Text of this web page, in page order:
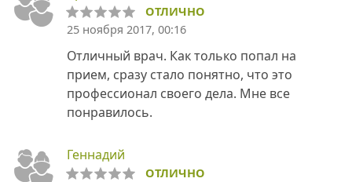
ОТЛИЧНО
25 ноября 2017, 00:16
Отличный врач. Как только попал на
прием, сразу стало понятно, что это
профессионал своего дела. Мне все
понравилось.
Геннадий
ОТЛИЧНО